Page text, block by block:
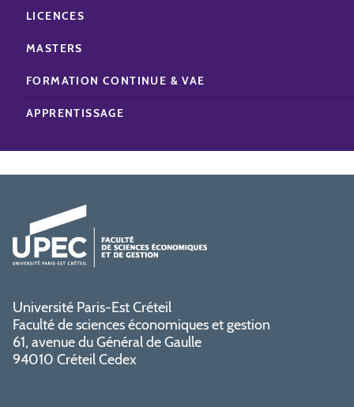
LICENCES
MASTERS
FORMATION CONTINUE & VAE
APPRENTISSAGE
Université Paris-Est Créteil
Faculté de sciences économiques et gestion
61, avenue du Général de Gaulle
94010 Créteil Cedex